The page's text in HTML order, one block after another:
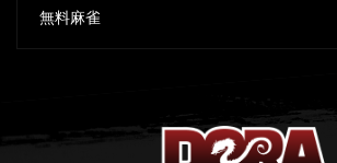
無料麻雀